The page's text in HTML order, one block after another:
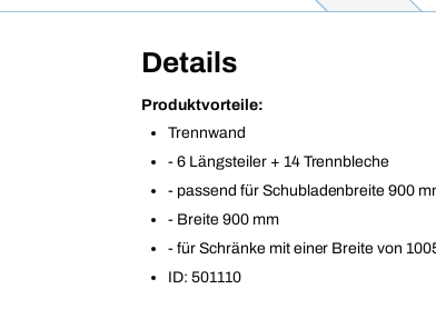
Details
Produktvorteile:
Trennwand
- 6 Längsteiler + 14 Trennbleche
- passend für Schubladenbreite 900
- Breite 900 mm
- für Schränke mit einer Breite von
ID: 501110